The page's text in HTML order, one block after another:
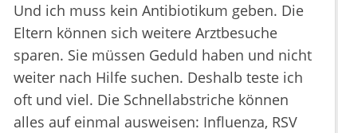
Und ich muss kein Antibiotikum geben. Die
Eltern können sich weitere Arztbesuche
sparen. Sie müssen Geduld haben und nicht
weiter nach Hilfe suchen. Deshalb teste ich
oft und viel. Die Schnellabstriche können
alles auf einmal ausweisen: Influenza, RSV